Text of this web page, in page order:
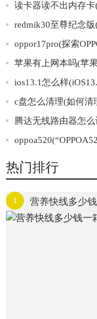
热门排行
1
营养快线多少
秘！)